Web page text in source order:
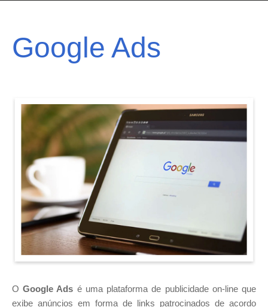
Google Ads
OGoogle Ads é uma plataforma de publicidade on-line que
exibe anúncios em forma de links patrocinados de acordo